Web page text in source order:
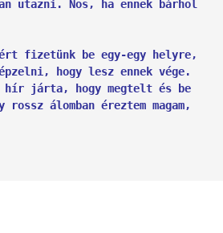
foglalkozások
utazni. Nos, ha ennek bárhol
fizetünk be egy-egy helyre,
hogy lesz ennek vége.
hír járta, hogy megtelt és be
álomban éreztem magam,